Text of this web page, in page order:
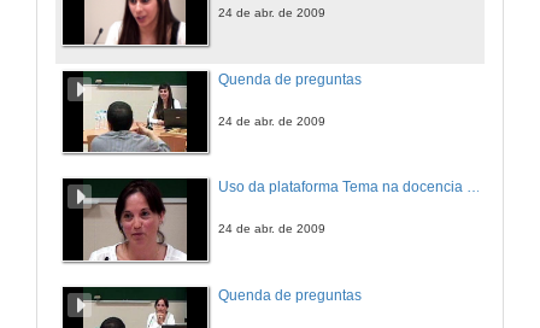
24 de abr. de 2009
Quenda de preguntas
24 de abr. de 2009
Uso da plataforma Tema na docencia de tradución xurídica e económica
24 de abr. de 2009
Quenda de preguntas